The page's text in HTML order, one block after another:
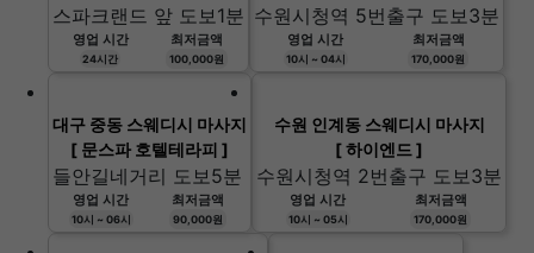
스파크랜드 앞 도보1분
영업 시간
24시간
최저금액
100,000원
수원시청역 5번출구 도보3분
영업 시간
10시 ~ 04시
최저금액
170,000원
대구 중동 스웨디시 마사지
[ 문스파 호텔테라피 ]
들안길네거리 도보5분
영업 시간
10시 ~ 06시
최저금액
90,000원
수원 인계동 스웨디시 마사지
[ 하이엔드 ]
수원시청역 2번출구 도보3분
영업 시간
10시 ~ 05시
최저금액
170,000원